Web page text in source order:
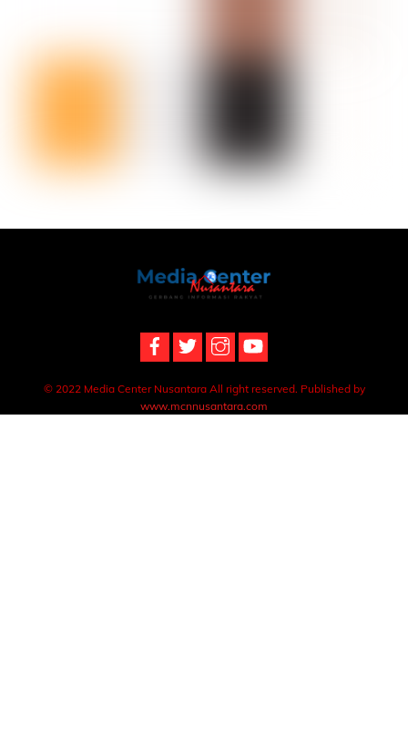
Back
To
© 2022 Media Center Nusantara All right reserved. Published by
www.mcnnusantara.com